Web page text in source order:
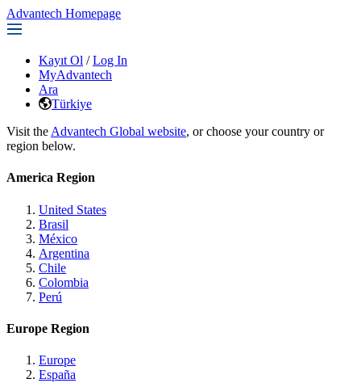
Advantech Homepage
Kayıt Ol / Log In
MyAdvantech
Ara
Türkiye
Visit the Advantech Global website, or choose your country or
region below.
America Region
United States
Brasil
México
Argentina
Chile
Colombia
Perú
Europe Region
Europe
España